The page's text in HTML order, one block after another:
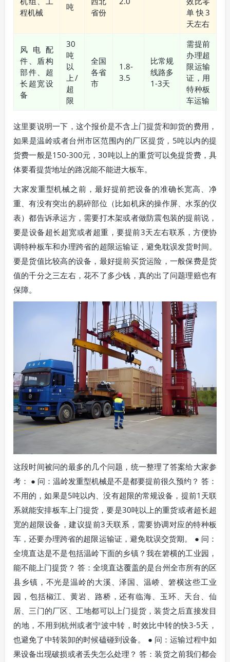
程机械
吨
省份
单快3
天左右
风电配
件、盾构
部件、超
长超宽设
备
30
吨
以
上/
超
限
全国
各省
市
1.8-
3.5
比常规
线路多
1-3天
需提前
办理超
限运输
证，用
特种板
车运输
这里要说明一下，这个报价是不含上门提货和卸货的费用，
如果是温岭或者台州市区范围内的厂区提货，5吨以内的提
货费一般是150-300元，30吨以上的重货可以免提货费，具
体要看提货地址的路况能不能进大板车。
大家发重型机械之前，最好提前把设备的准确长宽高、净
重、有没有突出的易碎部位（比如机床的操作屏、水泵的仪
表）都告诉承运方，需要打木架或者做防震包装的提前说，
要是设备超长超宽或者超重，要提前3天左右联系，方便协
调特种板车和办理跨省的超限运输证，避免耽误发货时间。
要是货值比较高的设备，最好提前买货运险，一般保费是货
值的千分之三左右，花不了多少钱，真的出了问题理赔也有
保障。
这段时间被问的最多的几个问题，统一整理了答案给大家参
考： ● 问：温岭发重型机械是不是都要提前很久预约？ 答：
不用的，如果是5吨以内、没有超限的常规设备，提前1天联
系就能安排板车上门提货，要是30吨以上的重货或者超长超
宽的超限设备，建议提前3天联系，需要协调对应的特种板
车，还要办理跨省的超限运输证，避免耽误交货期。 ● 问：
全境直达是不是包括温岭下面的乡镇？我在箬横的工业园，
能不能上门提货？ 答：全境直达覆盖的是台州全市所有的区
县乡镇，不光是温岭的大溪、泽国、温峤、箬横这些工业
园，包括椒江、黄岩、路桥，还有临海、玉环、天台、仙
居、三门的厂区、工地都可以上门提货，装货之后直接发目
的地，不用到杭州或者宁波中转，时效比中转的快3-5天，
也避免了中转装卸的时候磕碰到设备。 ● 问：运输过程中如
果设备出现破损或者丢失怎么处理？ 答：装货之前我们都会